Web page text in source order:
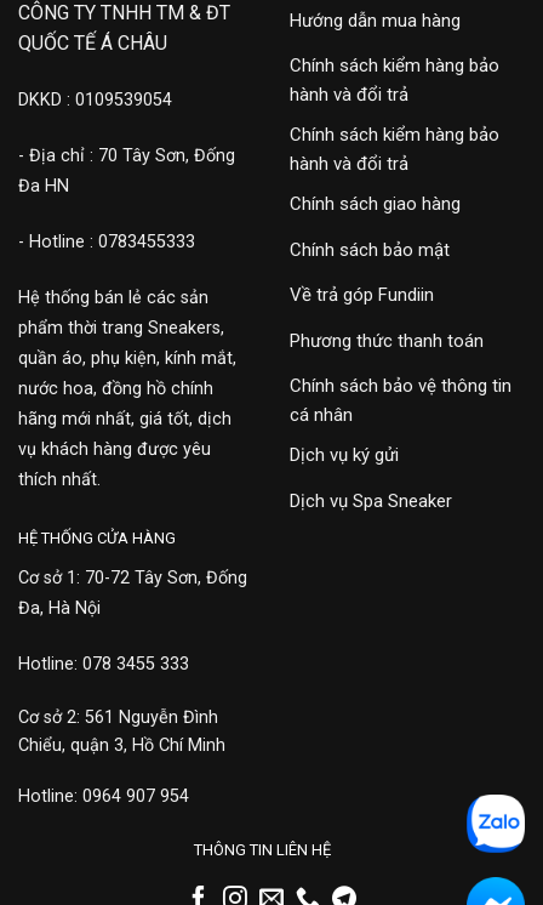
CÔNG TY TNHH TM & ĐT
QUỐC TẾ Á CHÂU
DKKD : 0109539054
- Địa chỉ : 70 Tây Sơn, Đống
Đa HN
- Hotline : 0783455333
Hệ thống bán lẻ các sản
phẩm thời trang Sneakers,
quần áo, phụ kiện, kính mắt,
nước hoa, đồng hồ chính
hãng mới nhất, giá tốt, dịch
vụ khách hàng được yêu
thích nhất.
Hướng dẫn mua hàng
Chính sách kiểm hàng bảo
hành và đổi trả
Chính sách kiểm hàng bảo
hành và đổi trả
Chính sách giao hàng
Chính sách bảo mật
Về trả góp Fundiin
Phương thức thanh toán
Chính sách bảo vệ thông tin
cá nhân
Dịch vụ ký gửi
Dịch vụ Spa Sneaker
HỆ THỐNG CỬA HÀNG
Cơ sở 1: 70-72 Tây Sơn, Đống
Đa, Hà Nội
Hotline: 078 3455 333
Cơ sở 2: 561 Nguyễn Đình
Chiểu, quận 3, Hồ Chí Minh
Hotline: 0964 907 954
THÔNG TIN LIÊN HỆ